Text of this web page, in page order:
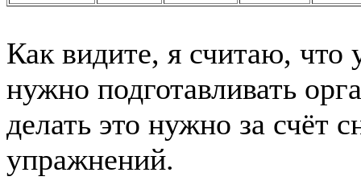
Как видите, я считаю, что
нужно подготавливать
делать это нужно за счёт
упражнений.